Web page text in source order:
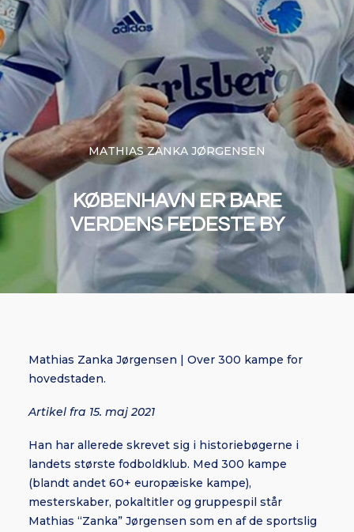
SUBSCRIBE
MATHIAS ZANKA JØRGENSEN
KØBENHAVN ER BARE
VERDENS FEDESTE BY
Mathias Zanka Jørgensen | Over 300 kampe for
hovedstaden.
Artikel fra 15. maj 2021
Han har allerede skrevet sig i historiebøgerne i
landets største fodboldklub. Med 300 kampe
(blandt andet 60+ europæiske kampe),
mesterskaber, pokaltitler og gruppespil står
Mathias “Zanka” Jørgensen som en af de sportslig